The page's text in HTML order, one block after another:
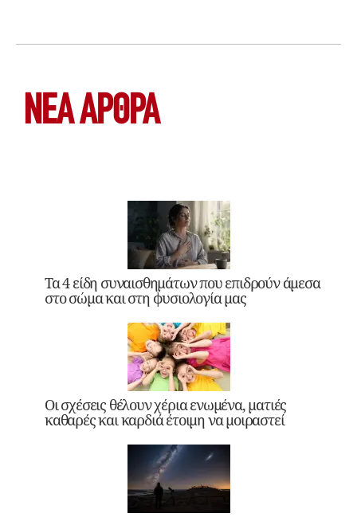
ΝΕΑ ΆΡΘΡΑ
Τα 4 είδη συναισθημάτων που επιδρούν άμεσα
στο σώμα και στη φυσιολογία μας
Οι σχέσεις θέλουν χέρια ενωμένα, ματιές
καθαρές και καρδιά έτοιμη να μοιραστεί